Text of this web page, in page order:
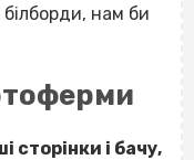
нам би
сторінки і бачу,